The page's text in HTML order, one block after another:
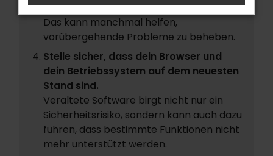
Starte dein Gerät neu.
Das kann manchmal helfen,
vorübergehende Probleme zu beheben.
Stelle sicher, dass dein Browser und
dein Betriebssystem auf dem neuesten
Stand sind.
Veraltete Software birgt nicht nur ein
Sicherheitsrisiko, sondern kann auch dazu
führen, dass bestimmte Funktionen nicht
mehr unterstützt werden.